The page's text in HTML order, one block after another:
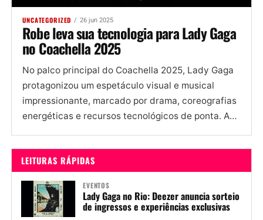
UNCATEGORIZED 26 jun 2025
Robe leva sua tecnologia para Lady Gaga
no Coachella 2025
No palco principal do Coachella 2025, Lady Gaga
protagonizou um espetáculo visual e musical
impressionante, marcado por drama, coreografias
energéticas e recursos tecnológicos de ponta. A
LEITURAS RÁPIDAS
EVENTOS
Lady Gaga no Rio: Deezer anuncia sorteio
de ingressos e experiências exclusivas